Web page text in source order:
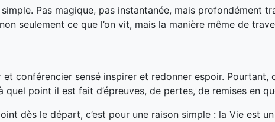
Pas magique, pas instantanée, mais profondément
seulement ce que l’on vit, mais la manière même de
et conférencier sensé inspirer et redonner espoir. Pourtant,
point il est fait d’épreuves, de pertes, de remises en
dès le départ, c’est pour une raison simple : la Vie est